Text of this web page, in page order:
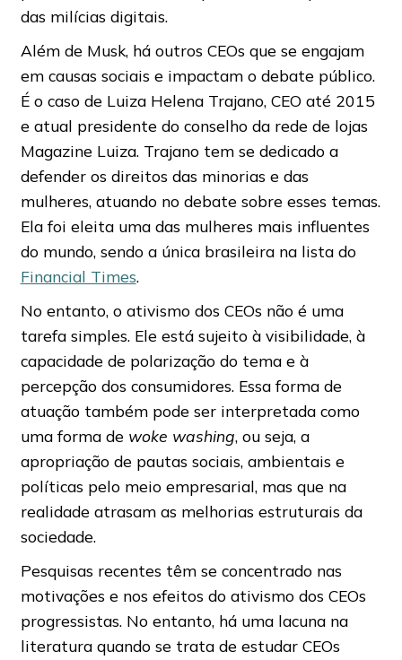
das milícias digitais.
Além de Musk, há outros CEOs que se engajam
em causas sociais e impactam o debate público.
É o caso de Luiza Helena Trajano, CEO até 2015
e atual presidente do conselho da rede de lojas
Magazine Luiza. Trajano tem se dedicado a
defender os direitos das minorias e das
mulheres, atuando no debate sobre esses temas.
Ela foi eleita uma das mulheres mais influentes
do mundo, sendo a única brasileira na lista do
Financial Times.
No entanto, o ativismo dos CEOs não é uma
tarefa simples. Ele está sujeito à visibilidade, à
capacidade de polarização do tema e à
percepção dos consumidores. Essa forma de
atuação também pode ser interpretada como
uma forma de woke washing, ou seja, a
apropriação de pautas sociais, ambientais e
políticas pelo meio empresarial, mas que na
realidade atrasam as melhorias estruturais da
sociedade.
Pesquisas recentes têm se concentrado nas
motivações e nos efeitos do ativismo dos CEOs
progressistas. No entanto, há uma lacuna na
literatura quando se trata de estudar CEOs